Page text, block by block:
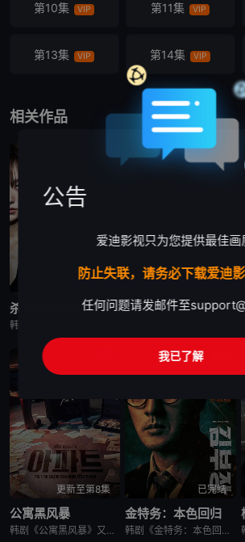
第10集 VIP 第11集 VIP
第13集 VIP 第14集 VIP
第17集 VIP
第20集 VIP
相关作品
更新至第6集
杀人者的购物中心2
剧情
已完结
秘密关系
更新至第8集
公寓黑风暴
韩剧《公寓黑风暴》又名：公寓,The Apartment Job,아파트，讲述了：曾经的帮派老大急需现金，于是和有志成为律师的同伴合作，打算窃取住宅社区的储备基金，却意外揭开深藏的腐败真相。
已完结
金特务：本色回归
韩剧《金特务：本色回归》又名金部长,Agent Kim,김부장,金特务：本色回归，剧中主角金科长由苏志燮饰演。在剧中，金科长是敏智的父亲，也是一名朝鲜间谍。他被派去执行无数特别任务，包括17次朝鲜任务
公告
爱迪影视只为您提供最佳画
防止失联，请务必下载爱迪
任何问题请发邮件至
我已了解